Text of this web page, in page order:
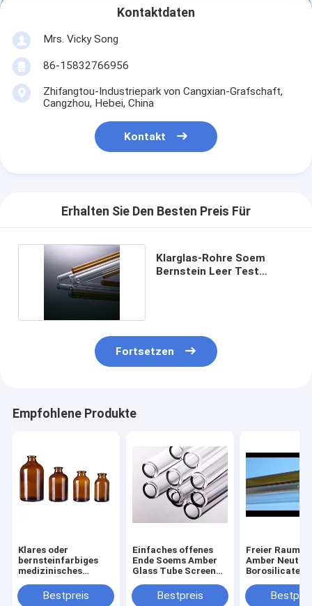
Kontaktdaten
Mrs. Vicky Song
86-15832766956
Zhifangtou-Industriepark von Cangxian-Grafschaft,
Cangzhou, Hebei, China
Kontakt
Erhalten Sie Den Besten Preis Für
Klarglas-Rohre Soem
Bernstein Leer Test
Fortsetzen
Empfohlene Produkte
Klares oder
bernsteinfarbiges
medizinisches
der Glasflaschen-
1ml
Bestpreis
Einfaches offenes
Ende Soems Amber
Glass Tube Screen
Bestpreis
Freier Raum
Amber
Borosilicate
Verwendung
20ml